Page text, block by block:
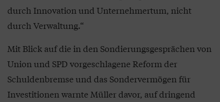
durch Innovation und Unternehmertum, nicht
durch Verwaltung.“
Mit Blick auf die in den Sondierungsgesprächen von
Union und SPD vorgeschlagene Reform der
Schuldenbremse und das Sondervermögen für
Investitionen warnte Müller davor, auf dringend